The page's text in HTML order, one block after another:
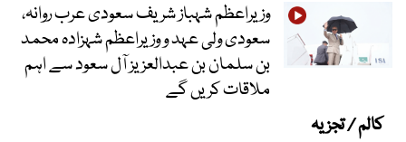
وزیراعظم شہباز شریف سعودی عرب روانہ،
سعودی ولی عہد و وزیراعظم شہزادہ محمد
بن سلمان بن عبدالعزیز آل سعود سے اہم
ملاقات کریں گے
کالم / تجزیہ